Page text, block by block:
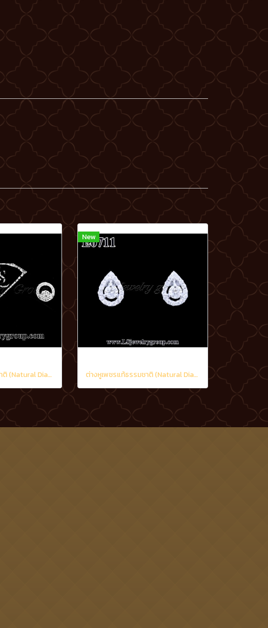
ต่างหูเพชรแท้ธรรมชาติ (Natural Diamonds) 0.48 Ct.
New
ต่างหูเพชรแท้ธรรมชาติ (Natural Diamonds) 0.60 Ct.